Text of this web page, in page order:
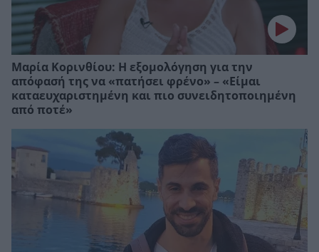
Μαρία Κορινθίου: Η εξομολόγηση για την
απόφασή της να «πατήσει φρένο» – «Είμαι
καταευχαριστημένη και πιο συνειδητοποιημένη
από ποτέ»